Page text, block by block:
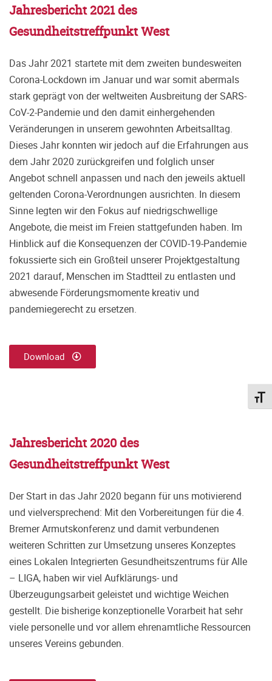
Jahresbericht 2021 des
Gesundheitstreffpunkt West
Das Jahr 2021 startete mit dem zweiten bundesweiten
Corona-Lockdown im Januar und war somit abermals
stark geprägt von der weltweiten Ausbreitung der SARS-
CoV-2-Pandemie und den damiteinhergehenden
Veränderungen in unserem gewohnten Arbeitsalltag.
Dieses Jahr konnten wir jedoch auf die Erfahrungen aus
dem Jahr 2020 zurückgreifen und folglich unser
Angebot schnell anpassen und nach den jeweils aktuell
geltenden Corona-Verordnungen ausrichten. In diesem
Sinne legten wir den Fokus auf niedrigschwellige
Angebote, die meist im Freien stattgefunden haben. Im
Hinblick auf die Konsequenzen der COVID-19-Pandemie
fokussierte sich ein Großteil unserer Projektgestaltung
2021 darauf, Menschen im Stadtteil zu entlasten und
abwesende Förderungsmomente kreativ und
pandemiegerecht zu ersetzen.
Download
Jahresbericht 2020 des
Gesundheitstreffpunkt West
Der Start in das Jahr 2020 begann für uns motivierend
und vielversprechend: Mit den Vorbereitungen für die 4.
Bremer Armutskonferenz und damit verbundenen
weiteren Schritten zur Umsetzung unseres Konzeptes
eines Lokalen Integrierten Gesundheitszentrums für Alle
– LIGA, haben wir viel Aufklärungs- und
Überzeugungsarbeit geleistet und wichtige Weichen
gestellt. Die bisherige konzeptionelle Vorarbeit hat sehr
viele personelle und vor allem ehrenamtliche Ressourcen
unseres Vereins gebunden.